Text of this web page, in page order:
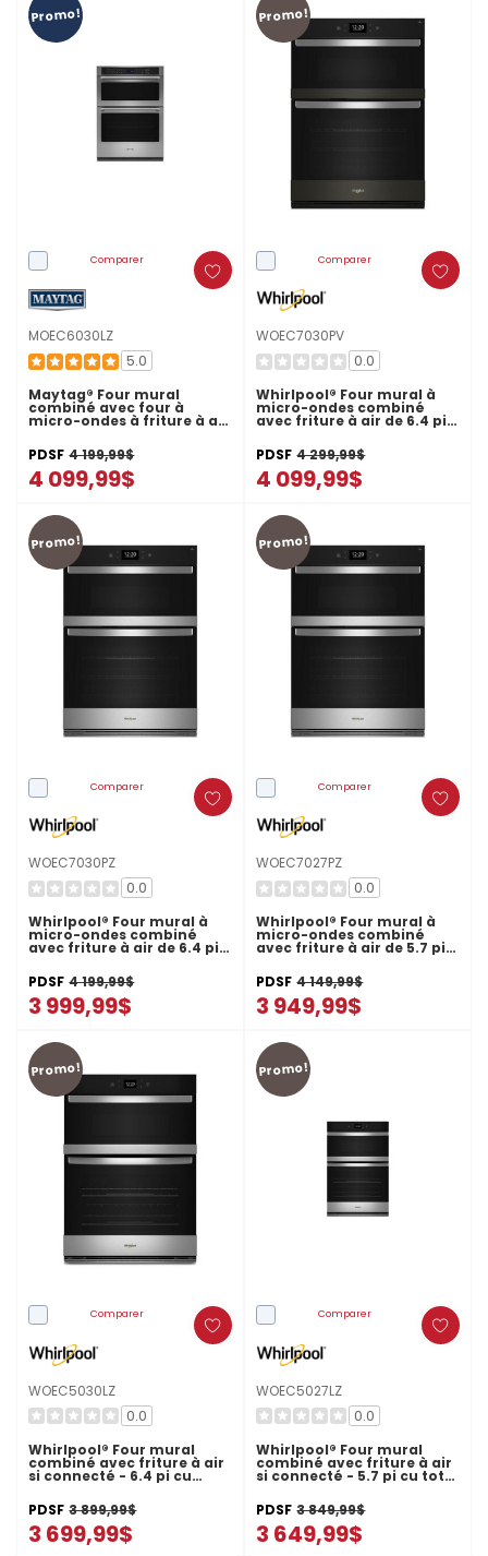
Promo!
Comparer
MOEC6030LZ
5.0
Maytag® Four mural
combiné avec four à
micro-ondes à friture à air
MOEC6030LZ
PDSF 4 199,99$
4 099,99$
Promo!
Comparer
WOEC7030PV
0.0
Whirlpool® Four mural à
micro-ondes combiné
avec friture à air de 6.4 pi
PDSF 4 299,99$
4 099,99$
Promo!
Comparer
WOEC7030PZ
0.0
Whirlpool® Four mural à
micro-ondes combiné
avec friture à air de 6.4 pi
PDSF 4 199,99$
3 999,99$
Promo!
Comparer
WOEC7027PZ
0.0
Whirlpool® Four mural à
micro-ondes combiné
avec friture à air de 5.7 pi
PDSF 4 149,99$
3 949,99$
Promo!
Comparer
WOEC5030LZ
0.0
Whirlpool® Four mural
combiné avec friture à air
si connecté - 6.4 pi cu
total WOEC5030LZ
PDSF 3 899,99$
3 699,99$
Promo!
Comparer
WOEC5027LZ
0.0
Whirlpool® Four mural
combiné avec friture à air
si connecté - 5.7 pi cu total
PDSF 3 849,99$
3 649,99$